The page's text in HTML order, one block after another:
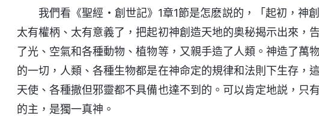
我們看《聖經・創世記》1章1節是怎麽説的，「起初，神
太有權柄、太有意義了，把起初神創造天地的奥秘揭示出來，
了光、空氣和各種動物、植物等，又親手造了人類。神造了萬
的一切，人類、各種生物都是在神命定的規律和法則下生存，
天使、各種撒但邪靈都不具備也達不到的。可以肯定地説，只
的主，是獨一真神。